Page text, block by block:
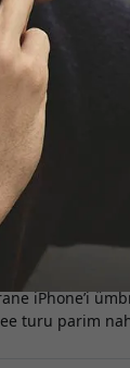
30-
Lihtne
Turvalised maksed
hinnangud:
iPhone’i
turu parim